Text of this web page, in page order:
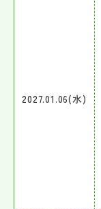
2027.01.06(水)